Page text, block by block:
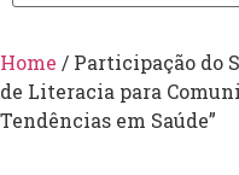
Home / Participação do
de Literacia para
Tendências em Saúde”